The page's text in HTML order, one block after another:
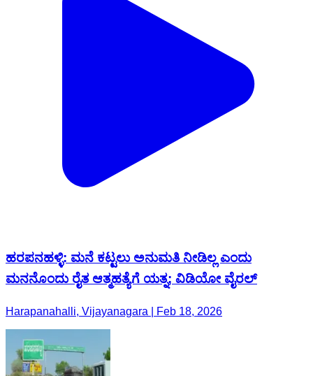
ಹರಪನಹಳ್ಳಿ: ಮನೆ ಕಟ್ಟಲು ಅನುಮತಿ ನೀಡಿಲ್ಲ ಎಂದು
ಮನನೊಂದು ರೈತ ಆತ್ಮಹತ್ಯೆಗೆ ಯತ್ನ; ವಿಡಿಯೋ ವೈರಲ್
Harapanahalli, Vijayanagara | Feb 18, 2026